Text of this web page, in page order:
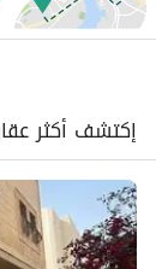
إكتشف أكثر